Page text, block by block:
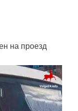
на проезд